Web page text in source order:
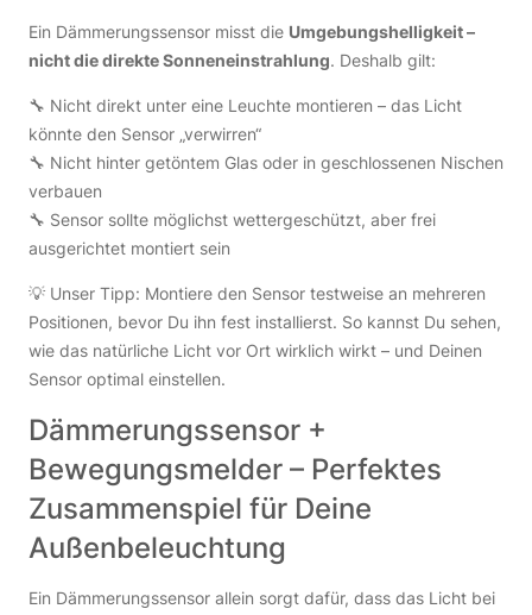
Ein Dämmerungssensor misst die Umgebungshelligkeit –
nicht die direkte Sonneneinstrahlung. Deshalb gilt:
🔧 Nicht direkt unter eine Leuchte montieren – das Licht
könnte den Sensor „verwirren“
🔧 Nicht hinter getöntem Glas oder in geschlossenen Nischen
verbauen
🔧 Sensor sollte möglichst wettergeschützt, aber frei
ausgerichtet montiert sein
💡 Unser Tipp: Montiere den Sensor testweise an mehreren
Positionen, bevor Du ihn fest installierst. So kannst Du sehen,
wie das natürliche Licht vor Ort wirklich wirkt – und Deinen
Sensor optimal einstellen.
Dämmerungssensor +
Bewegungsmelder – Perfektes
Zusammenspiel für Deine
Außenbeleuchtung
Ein Dämmerungssensor allein sorgt dafür, dass das Licht bei